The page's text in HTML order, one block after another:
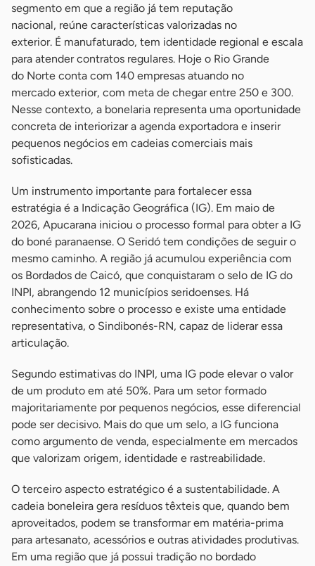
segmento em que a região já tem reputação
nacional, reúne características valorizadas no
exterior. É manufaturado, tem identidade regional e escala
para atender contratos regulares. Hoje o Rio Grande
do Norte conta com 140 empresas atuando no
mercado exterior, com meta de chegar entre 250 e 300.
Nesse contexto, a bonelaria representa uma oportunidade
concreta de interiorizar a agenda exportadora e inserir
pequenos negócios em cadeias comerciais mais
sofisticadas.
Um instrumento importante para fortalecer essa
estratégia é a Indicação Geográfica (IG). Em maio de
2026, Apucarana iniciou o processo formal para obter a IG
do boné paranaense. O Seridó tem condições de seguir o
mesmo caminho. A região já acumulou experiência com
os Bordados de Caicó, que conquistaram o selo de IG do
INPI, abrangendo 12 municípios seridoenses. Há
conhecimento sobre o processo e existe uma entidade
representativa, o Sindibonés-RN, capaz de liderar essa
articulação.
Segundo estimativas do INPI, uma IG pode elevar o valor
de um produto em até 50%. Para um setor formado
majoritariamente por pequenos negócios, esse diferencial
pode ser decisivo. Mais do que um selo, a IG funciona
como argumento de venda, especialmente em mercados
que valorizam origem, identidade e rastreabilidade.
O terceiro aspecto estratégico é a sustentabilidade. A
cadeia boneleira gera resíduos têxteis que, quando bem
aproveitados, podem se transformar em matéria-prima
para artesanato, acessórios e outras atividades produtivas.
Em uma região que já possui tradição no bordado